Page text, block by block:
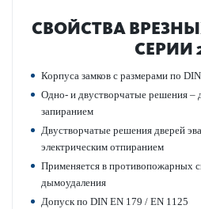
СВОЙСТВА
СЕРИИ
Корпуса замков с размерами по DIN
Одно- и двуст­вор­чатые решения –
запиранием
Двуст­вор­чатые решения дверей
электрическим отпиранием
Применяется в против­опожарных
дымоуда­л­ения
Допуск по DIN EN 179 / EN 1125